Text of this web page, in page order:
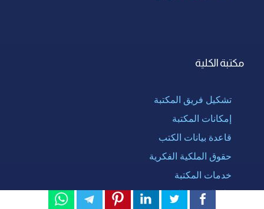
مكتبة الكلية
تشكيل فريق المكتبة
إمكانات المكتبة
قاعدة بيانات الكتب
حقوق الملكية الفكرية
خدمات المكتبة
بنك المعرفة المصرى